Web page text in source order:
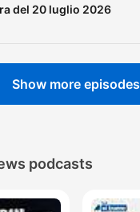
del 20 luglio 2026
Show more episodes
podcasts